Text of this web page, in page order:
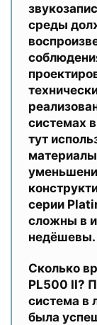
среды
системах
тут
серии
сложны в
недёшевы.
Сколько
PL500 II?
система в
была